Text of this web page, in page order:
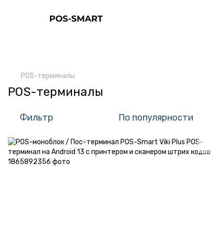
POS-терминалы
POS-терминалы
Фильтр По популярности